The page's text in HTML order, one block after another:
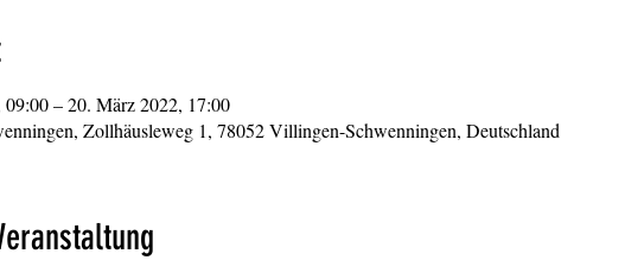
09:00 – 20. März 2022, 17:00
Zollhäusleweg 1, 78052 Villingen-Schwenningen, Deutschland